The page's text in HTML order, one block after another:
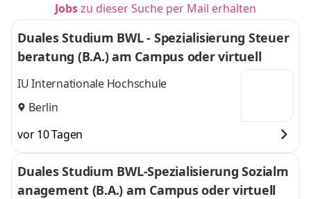
Jobszu dieser Suche per Mail erhalten
Duales Studium BWL - Spezialisierung Steuer
beratung (B.A.) am Campus oder virtuell
IU Internationale Hochschule
Berlin
vor 10 Tagen
Duales Studium BWL-Spezialisierung Sozialm
anagement (B.A.) am Campus oder virtuell